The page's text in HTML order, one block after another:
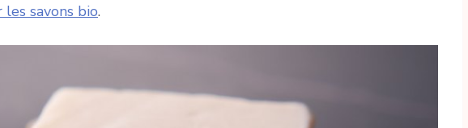
savons bio.